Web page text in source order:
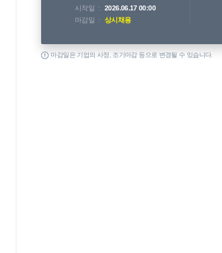
시작일
2026.06.17 00:00
마감일
상시채용
마감일은 기업의 사정, 조기마감 등으로 변경될 수 있습니다.